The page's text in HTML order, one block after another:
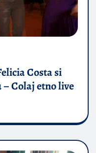
Costa si
Colaj etno live